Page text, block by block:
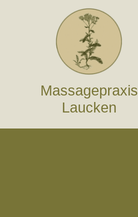
Massagepraxis
Laucken